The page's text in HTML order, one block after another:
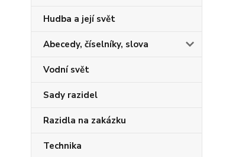
Hudba a její svět
Abecedy, číselníky, slova
Vodní svět
Sady razidel
Razidla na zakázku
Technika